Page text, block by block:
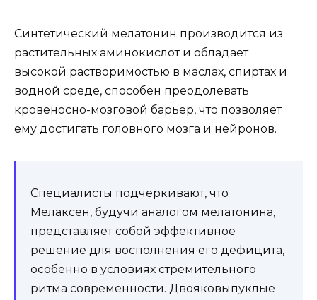
Синтетический мелатонин производится из
растительных аминокислот и обладает
высокой растворимостью в маслах, спиртах и
водной среде, способен преодолевать
кровеносно-мозговой барьер, что позволяет
ему достигать головного мозга и нейронов.
Специалисты подчеркивают, что
Мелаксен, будучи аналогом мелатонина,
представляет собой эффективное
решение для восполнения его дефицита,
особенно в условиях стремительного
ритма современности. Двояковыпуклые